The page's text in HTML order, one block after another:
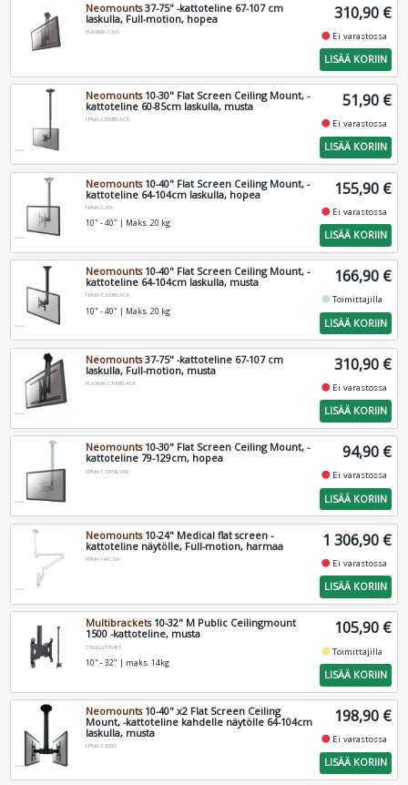
Neomounts37-75" -kattoteline 67-107 cm
laskulla, Full-motion, hopea
PLASMA-C100
310,90 €
fiber_manual_record Ei varastossa
LISÄÄ KORIIN
Neomounts10-30" Flat Screen Ceiling Mount, -
kattoteline 60-85cm laskulla, musta
FPMA-C050BLACK
51,90 €
fiber_manual_record Ei varastossa
LISÄÄ KORIIN
Neomounts10-40" Flat Screen Ceiling Mount, -
kattoteline 64-104cm laskulla, hopea
FPMA-C200
10" - 40" | Maks. 20 kg
155,90 €
fiber_manual_record Ei varastossa
LISÄÄ KORIIN
Neomounts10-40" Flat Screen Ceiling Mount, -
kattoteline 64-104cm laskulla, musta
FPMA-C200BLACK
10" - 40" | Maks. 20 kg
166,90 €
fiber_manual_recordToimittajilla
LISÄÄ KORIIN
Neomounts37-75" -kattoteline 67-107 cm
laskulla, Full-motion, musta
PLASMA-C100BLACK
310,90 €
fiber_manual_record Ei varastossa
LISÄÄ KORIIN
Neomounts10-30" Flat Screen Ceiling Mount, -
kattoteline 79-129cm, hopea
FPMA-C100SILVER
94,90 €
fiber_manual_record Ei varastossa
LISÄÄ KORIIN
Neomounts10-24" Medical flat screen -
kattoteline näytölle, Full-motion, harmaa
FPMA-HAC100
1 306,90 €
fiber_manual_record Ei varastossa
LISÄÄ KORIIN
Multibrackets10-32" M Public Ceilingmount
1500 -kattoteline, musta
7350022735453
10" - 32" | maks. 14kg
105,90 €
fiber_manual_recordToimittajilla
LISÄÄ KORIIN
Neomounts10-40" x2 Flat Screen Ceiling
Mount, -kattoteline kahdelle näytölle 64-104cm
laskulla, musta
FPMA-C200D
198,90 €
fiber_manual_record Ei varastossa
LISÄÄ KORIIN